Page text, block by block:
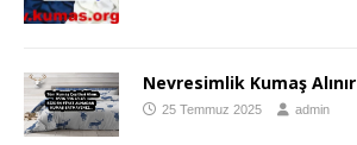
Nevresimlik Kumaş Alınır
25 Temmuz 2025 admin